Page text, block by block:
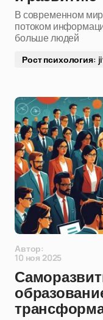
В современном
потоком
больше людей
Рост психология:
Автор:
10 ноя 2025